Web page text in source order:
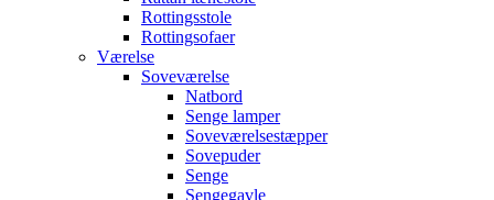
Rottingsstole
Rottingsofaer
Værelse
Soveværelse
Natbord
Senge lamper
Soveværelsestæpper
Sovepuder
Senge
Sengegavle